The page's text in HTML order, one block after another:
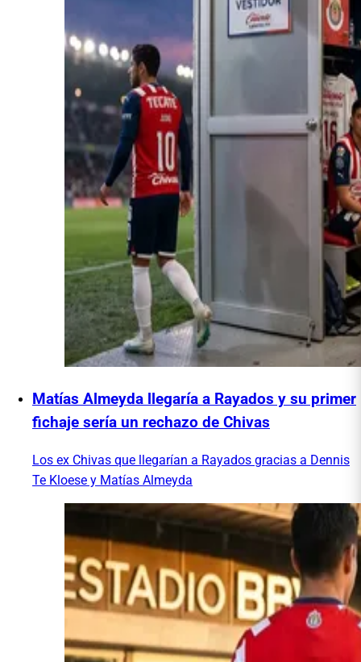
Matías Almeyda llegaría a Rayados y su primer
fichaje sería un rechazo de Chivas
Los ex Chivas que llegarían a Rayados gracias a Dennis
Te Kloese y Matías Almeyda